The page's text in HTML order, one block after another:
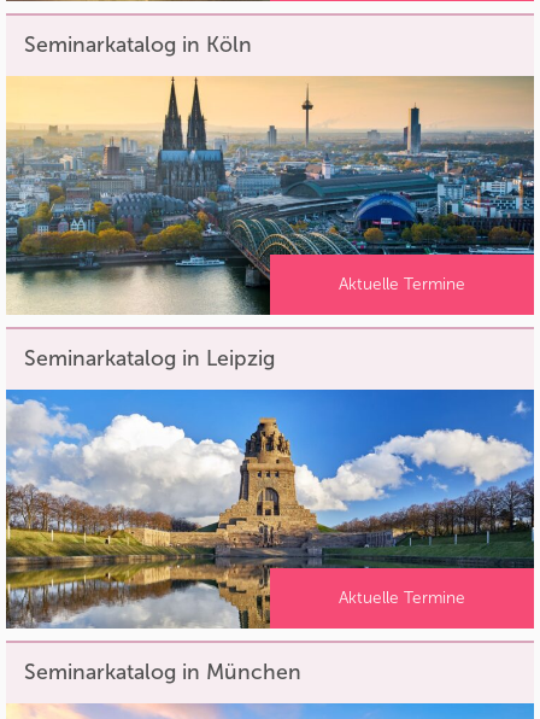
Seminarkatalog in Köln
Aktuelle Termine
Seminarkatalog in Leipzig
Aktuelle Termine
Seminarkatalog in München